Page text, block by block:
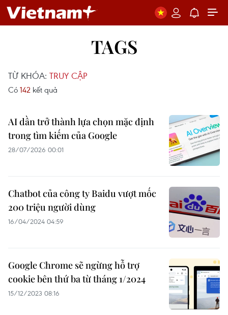
TAGS
TỪ KHÓA: TRUY CẬP
Có 142 kết quả
AI dần trở thành lựa chọn mặc định
trong tìm kiếm của Google
28/07/2026 00:01
Chatbot của công ty Baidu vượt mốc
200 triệu người dùng
16/04/2024 04:59
Google Chrome sẽ ngừng hỗ trợ
cookie bên thứ ba từ tháng 1/2024
15/12/2023 08:16